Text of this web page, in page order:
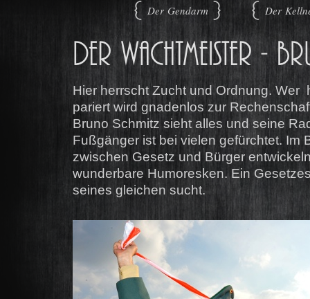
Der Gendarm
Der
Hier herrscht Zucht und Ordnung. Wer
pariert wird gnadenlos zur
Bruno Schmitz sieht alles und seine
Fußgänger ist bei vielen gefürchtet. Im
zwischen Gesetz und Bürger
wunderbare Humoresken. Ein
seines gleichen sucht.